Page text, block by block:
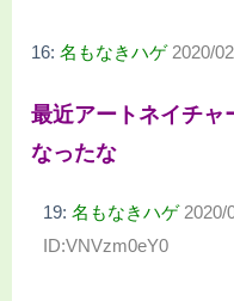
16: 名もなきハゲ 2020/
最近アートネイチャ
なったな
19: 名もなきハゲ 2020/
ID:VNVzm0eY0